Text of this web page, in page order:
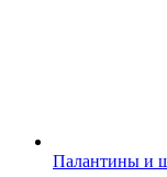
Палантины и